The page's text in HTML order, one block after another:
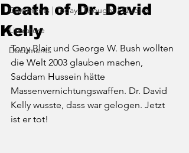
Comments | Todays Thought | Quotes
Literature
Documents
Death of Dr. David
Kelly
Tony Blair und George W. Bush wollten
die Welt 2003 glauben machen,
Saddam Hussein hätte
Massenvernichtungswaffen. Dr. David
Kelly wusste, dass war gelogen. Jetzt
ist er tot!